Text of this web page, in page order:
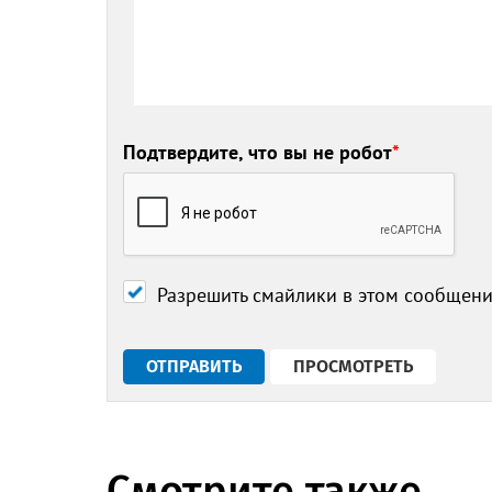
Подтвердите, что вы не робот*
Разрешить смайлики в этом